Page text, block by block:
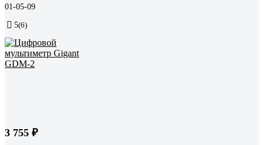
01-05-09
5(6)
3 755 ₽